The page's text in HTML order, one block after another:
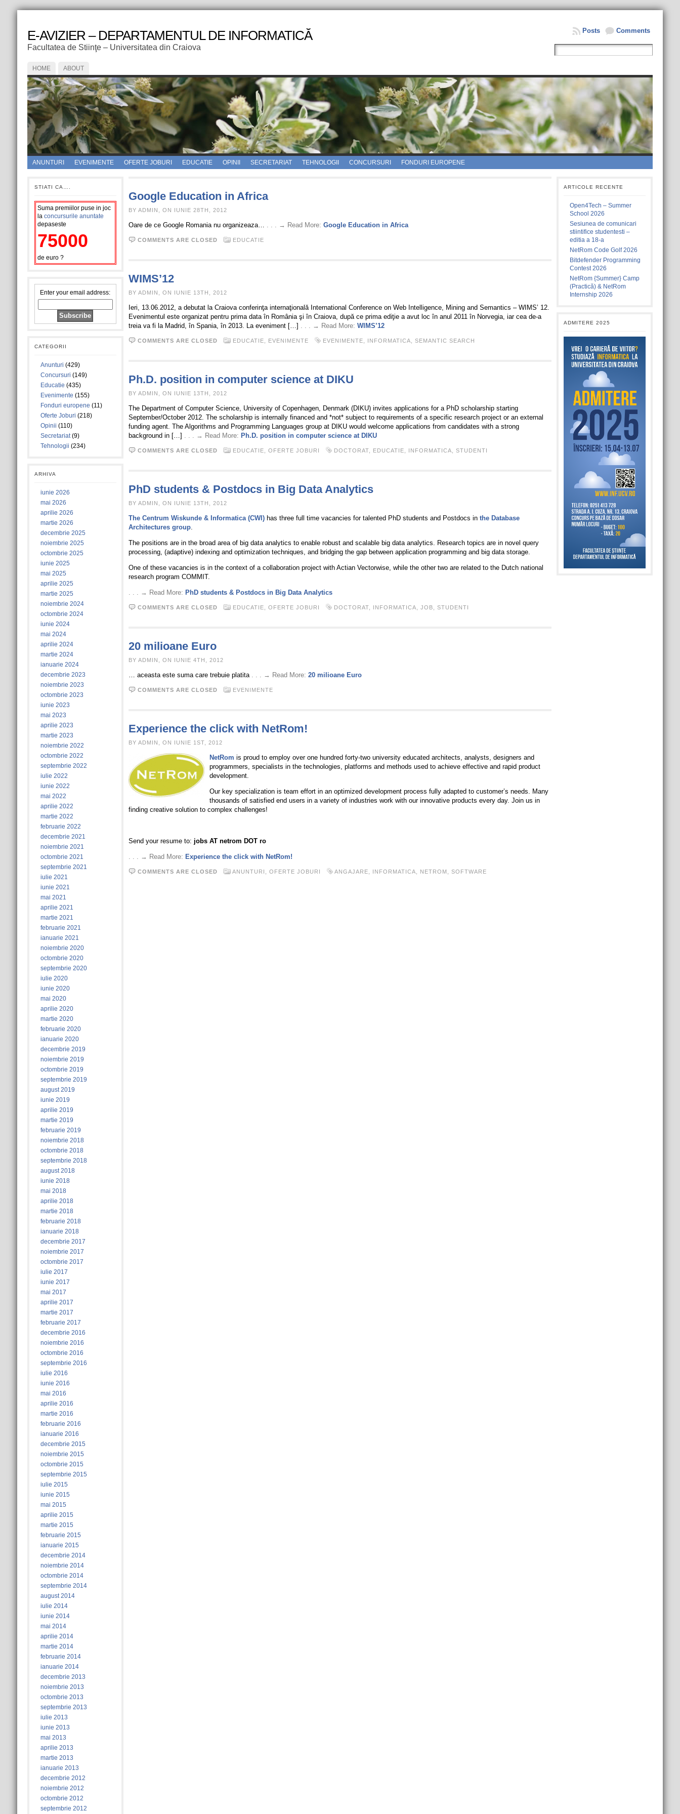
E-AVIZIER – DEPARTAMENTUL DE INFORMATICĂ
Facultatea de Stiinţe – Universitatea din Craiova
Comments
Posts
HOME ABOUT
ANUNTURI EVENIMENTE OFERTE JOBURI EDUCATIE OPINII SECRETARIAT TEHNOLOGII CONCURSURI FONDURI EUROPENE
STIATI CA….
Suma premiilor puse in joc
la concursurile anuntate
depaseste
75000
de euro ?
Enter your email address:
CATEGORII
Anunturi (429)
Concursuri (149)
Educatie (435)
Evenimente (155)
Fonduri europene (11)
Oferte Joburi (218)
Opinii (110)
Secretariat(9)
Tehnologii (234)
ARHIVA
iunie 2026
mai 2026
aprilie 2026
martie 2026
decembrie 2025
noiembrie 2025
octombrie 2025
iunie 2025
mai 2025
aprilie 2025
martie 2025
noiembrie 2024
octombrie 2024
iunie 2024
mai 2024
aprilie 2024
martie 2024
ianuarie 2024
decembrie 2023
noiembrie 2023
octombrie 2023
iunie 2023
mai 2023
aprilie 2023
martie 2023
noiembrie 2022
octombrie 2022
septembrie 2022
iulie 2022
iunie 2022
mai 2022
aprilie 2022
martie 2022
februarie 2022
decembrie 2021
noiembrie 2021
octombrie 2021
septembrie 2021
iulie 2021
iunie 2021
mai 2021
aprilie 2021
martie 2021
februarie 2021
ianuarie 2021
noiembrie 2020
octombrie 2020
septembrie 2020
iulie 2020
iunie 2020
mai 2020
aprilie 2020
martie 2020
februarie 2020
ianuarie 2020
decembrie 2019
noiembrie 2019
octombrie 2019
septembrie 2019
august 2019
iunie 2019
aprilie 2019
martie 2019
februarie 2019
noiembrie 2018
octombrie 2018
septembrie 2018
august 2018
iunie 2018
mai 2018
aprilie 2018
martie 2018
februarie 2018
ianuarie 2018
decembrie 2017
noiembrie 2017
octombrie 2017
iulie 2017
iunie 2017
mai 2017
aprilie 2017
martie 2017
februarie 2017
decembrie 2016
noiembrie 2016
octombrie 2016
septembrie 2016
iulie 2016
iunie 2016
mai 2016
aprilie 2016
martie 2016
februarie 2016
ianuarie 2016
decembrie 2015
noiembrie 2015
octombrie 2015
septembrie 2015
iulie 2015
iunie 2015
mai 2015
aprilie 2015
martie 2015
februarie 2015
ianuarie 2015
decembrie 2014
noiembrie 2014
octombrie 2014
septembrie 2014
august 2014
iulie 2014
iunie 2014
mai 2014
aprilie 2014
martie 2014
februarie 2014
ianuarie 2014
decembrie 2013
noiembrie 2013
octombrie 2013
septembrie 2013
iulie 2013
iunie 2013
mai 2013
aprilie 2013
martie 2013
ianuarie 2013
decembrie 2012
noiembrie 2012
octombrie 2012
septembrie 2012
Google Education in Africa
BY ADMIN, ON IUNIE 28TH, 2012
Oare de ce Google Romania nu organizeaza… . . . → Read More: Google Education in Africa
COMMENTS ARE CLOSED EDUCATIE
WIMS’12
BY ADMIN, ON IUNIE 13TH, 2012
Ieri, 13.06.2012, a debutat la Craiova conferinţa internaţională International Conference on Web Intelligence, Mining and Semantics – WIMS’ 12.
Evenimentul este organizat pentru prima data în România şi în Craiova, după ce prima ediţie a avut loc în anul 2011 în Norvegia, iar cea de-a
treia va fi la Madrid, în Spania, în 2013. La eveniment […] . . . → Read More: WIMS’12
COMMENTS ARE CLOSED EDUCATIE EVENIMENTE EVENIMENTE INFORMATICA SEMANTIC SEARCH
Ph.D. position in computer science at DIKU
BY ADMIN, ON IUNIE 13TH, 2012
The Department of Computer Science, University of Copenhagen, Denmark (DIKU) invites applications for a PhD scholarship starting
September/October 2012. The scholarship is internally financed and *not* subject to requirements of a specific research project or an external
funding agent. The Algorithms and Programming Languages group at DIKU would welcome applications from candidates with a strong
background in […] . . . → Read More: Ph.D. position in computer science at DIKU
COMMENTS ARE CLOSED EDUCATIE OFERTE JOBURI DOCTORAT, EDUCATIE INFORMATICA STUDENTI
PhD students & Postdocs in Big Data Analytics
BY ADMIN, ON IUNIE 13TH, 2012
The Centrum Wiskunde & Informatica (CWI)has three full time vacancies for talented PhD students and Postdocs in the Database
Architectures group.
The positions are in the broad area of big data analytics to enable robust and scalable big data analytics. Research topics are in novel query
processing, (adaptive) indexing and optimization techniques, and bridging the gap between application programming and big data storage.
One of these vacancies is in the context of a collaboration project with Actian Vectorwise, while the other two are related to the Dutch national
research program COMMIT.
. . . → Read More: PhD students & Postdocs in Big Data Analytics
COMMENTS ARE CLOSED EDUCATIE OFERTE JOBURI DOCTORAT, INFORMATICA JOB STUDENTI
20 milioane Euro
BY ADMIN, ON IUNIE 4TH, 2012
… aceasta este suma care trebuie platita . . . → Read More: 20 milioane Euro
COMMENTS ARE CLOSED EVENIMENTE
Experience the click with NetRom!
BY ADMIN, ON IUNIE 1ST, 2012
NetRom is proud to employ over one hundred forty-two university educated architects, analysts, designers and
programmers, specialists in the technologies, platforms and methods used to achieve effective and rapid product
development.
Our key specialization is team effort in an optimized development process fully adapted to customer’s needs. Many
thousands of satisfied end users in a variety of industries work with our innovative products every day. Join us in
finding creative solution to complex challenges!
Send your resume to: jobs AT netrom DOT ro
. . . → Read More: Experience the click with NetRom!
COMMENTS ARE CLOSED ANUNTURI OFERTE JOBURI ANGAJARE INFORMATICA NETROM SOFTWARE
ARTICOLE RECENTE
Open4Tech – Summer
School 2026
Sesiunea de comunicari
stiintifice studentesti –
editia a 18-a
NetRom Code Golf 2026
Bitdefender Programming
Contest 2026
NetRom {Summer} Camp
(Practică) & NetRom
Internship 2026
ADMITERE 2025